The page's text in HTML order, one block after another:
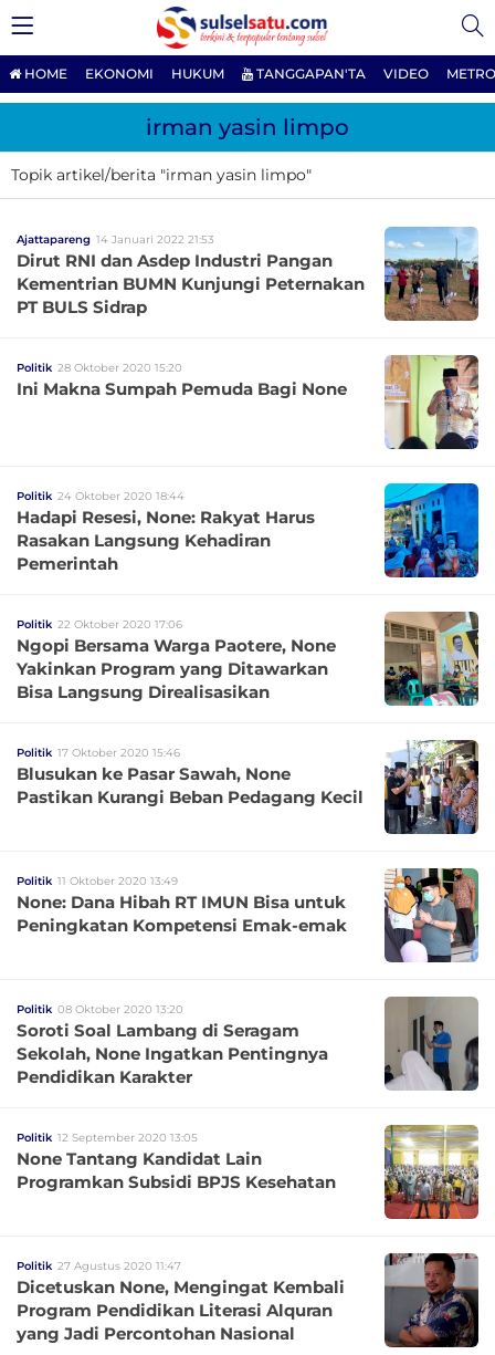
HOME EKONOMI HUKUM TANGGAPAN'TA VIDEO
irman yasin limpo
Topik artikel/berita "irman yasin limpo"
Ajattapareng 14 Januari 2022 21:53
Dirut RNI dan Asdep Industri Pangan
Kementrian BUMN Kunjungi Peternakan
PT BULS Sidrap
Politik 28 Oktober 2020 15:20
Ini Makna Sumpah Pemuda Bagi None
Politik 24 Oktober 2020 18:44
Hadapi Resesi, None: Rakyat Harus
Rasakan Langsung Kehadiran
Pemerintah
Politik 22 Oktober 2020 17:06
Ngopi Bersama Warga Paotere, None
Yakinkan Program yang Ditawarkan
Bisa Langsung Direalisasikan
Politik 17 Oktober 2020 15:46
Blusukan ke Pasar Sawah, None
Pastikan Kurangi Beban Pedagang Kecil
Politik 11 Oktober 2020 13:49
None: Dana Hibah RT IMUN Bisa untuk
Peningkatan Kompetensi Emak-emak
Politik 08 Oktober 2020 13:20
Soroti Soal Lambang di Seragam
Sekolah, None Ingatkan Pentingnya
Pendidikan Karakter
Politik 12 September 2020 13:05
None Tantang Kandidat Lain
Programkan Subsidi BPJS Kesehatan
Politik 27 Agustus 2020 11:47
Dicetuskan None, Mengingat Kembali
Program Pendidikan Literasi Alquran
yang Jadi Percontohan Nasional